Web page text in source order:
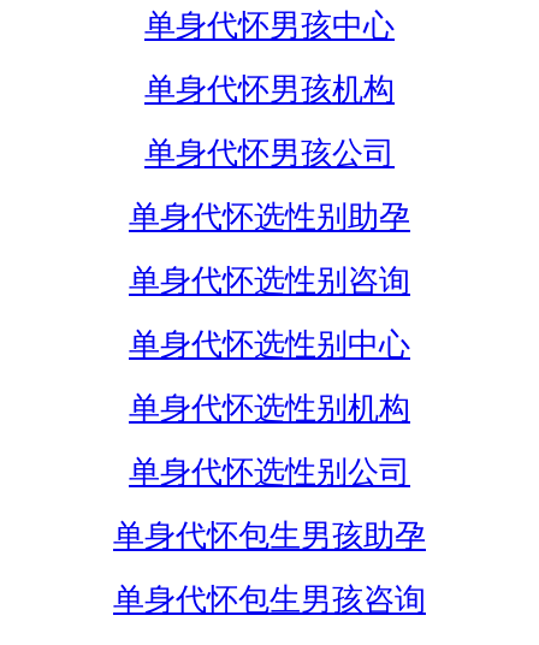
单身代怀男孩中心
单身代怀男孩机构
单身代怀男孩公司
单身代怀选性别助孕
单身代怀选性别咨询
单身代怀选性别中心
单身代怀选性别机构
单身代怀选性别公司
单身代怀包生男孩助孕
单身代怀包生男孩咨询